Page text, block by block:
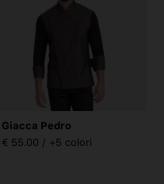
Giacca Pedro
€ 55.00 / +5 colori